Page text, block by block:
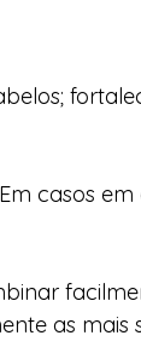
casos
as mais